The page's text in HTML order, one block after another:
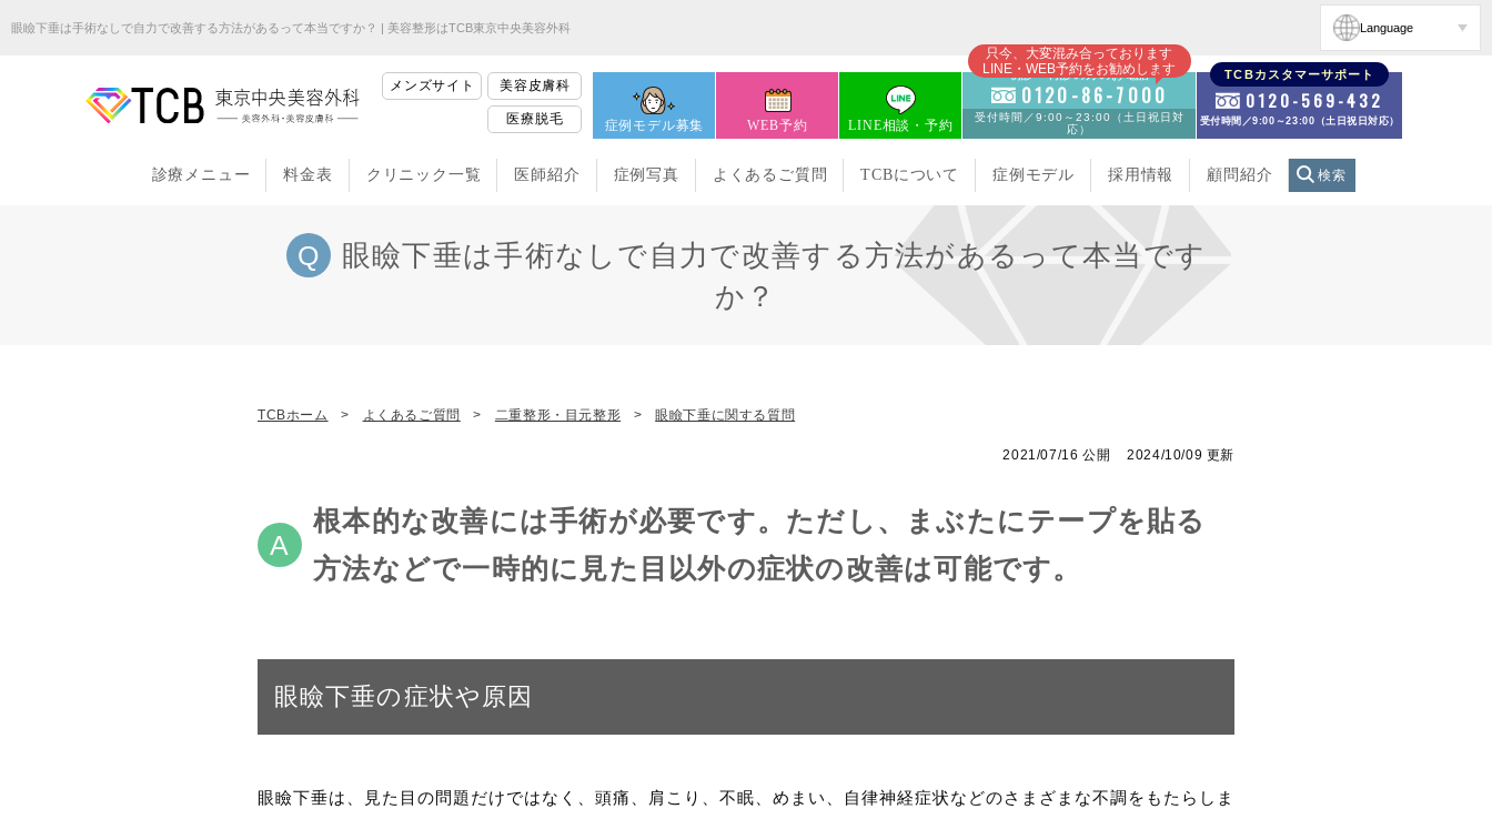
眼瞼下垂は手術なしで自力で改善する方法があるって本当ですか？ | 美容整形はTCB東京中央美容外科 Language
メンズサイト 美容皮膚科
医療脱毛 症例モデル募集 WEB予約 LINE相談・予約
只今、大変混み合っております
LINE・WEB予約をお勧めします
初診・再診の方のお電話
0120-86-7000
受付時間／9:00～23:00（土日祝日対
応）
TCBカスタマーサポート
0120-569-432
受付時間／9:00～23:00（土日祝日対応）
診療メニュー 料金表 クリニック一覧 医師紹介 症例写真 よくあるご質問 TCBについて 症例モデル 採用情報 顧問紹介 検索
眼瞼下垂は手術なしで自力で改善する方法があるって本当です
か？
TCBホーム よくあるご質問 二重整形・目元整形 眼瞼下垂に関する質問
2021/07/16 公開 2024/10/09 更新
根本的な改善には手術が必要です。ただし、まぶたにテープを貼る
方法などで一時的に見た目以外の症状の改善は可能です。
眼瞼下垂の症状や原因
眼瞼下垂は、見た目の問題だけではなく、頭痛、肩こり、不眠、めまい、自律神経症状などのさまざまな不調をもたらしま